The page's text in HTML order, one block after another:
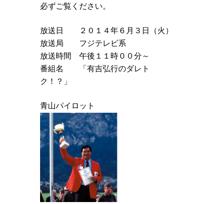
必ずご覧ください。
放送日 ２０１４年６月３日（火）
放送局 フジテレビ系
放送時間 午後１１時００分～
番組名 「有吉弘行のダレト
ク！？」
青山パイロット